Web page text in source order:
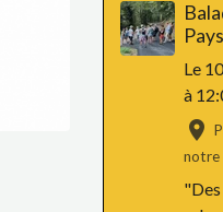
Le
à
notre